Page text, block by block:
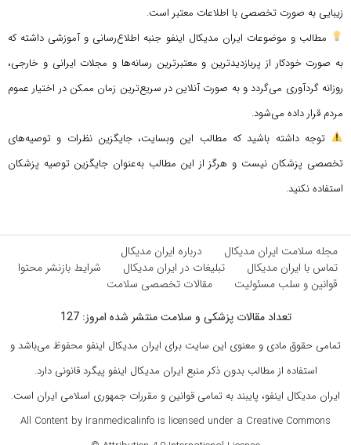
زیبایی به صورت تخصصی با اطلاعات معتبر است.
مطالب و موضوعات ایران مدیکال اینفو جنبه اطلاع‌رسانی و آموزشی داشته که
به صورت خودکار از پربازدیدترین و معتبرترین رسانه‌ها و مجلات ایرانی و خارجی،
روزانه گردآوری می‌گردد و به صورت آنلاین در سریع‌ترین زمان ممکن در اختیار عموم
مردم قرار داده می‌شود.
توجه داشته باشید که مطالب این وبسایت، جایگزین نظرات و توصیه‌های
تخصصی پزشکان نیست و هرگز از این مطالب به‌عنوان جایگزین توصیه پزشکان
استفاده نکنید.
مجله سلامت ایران مدیکال
درباره ایران مدیکال
تماس با ایران مدیکال
تبلیغات در ایران مدیکال
شرایط بازنشر محتوا
قوانین و سلب مسئولیت
مقالات تخصصی سلامت
تعداد مقالات پزشکی و سلامت منتشر شده امروز: 127
تمامی حقوق مادی و معنوی این سایت برای ایران مدیکال اینفو محفوظ می‌باشد و
استفاده از مطالب بدون ذکر منبع ایران مدیکال اینفو پیگرد قانونی دارد.
ایران مدیکال اینفو، پایبند به تمامی قوانین و مقررات جمهوری اسلامی ایران است.
All Content by Iranmedicalinfo is licensed under a Creative Commons